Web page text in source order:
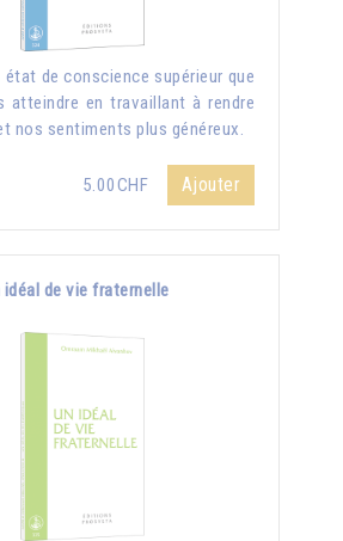
état de conscience supérieur que
atteindre en travaillant à rendre
nos sentiments plus généreux.
5.00CHF Ajouter
idéal de vie fraternelle